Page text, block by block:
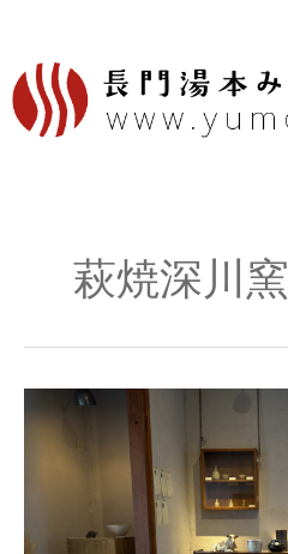
容
を
萩焼深川窯